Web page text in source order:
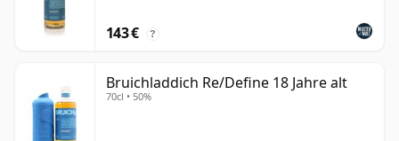
143 € ?
Bruichladdich Re/Define 18 Jahre alt
70cl • 50%